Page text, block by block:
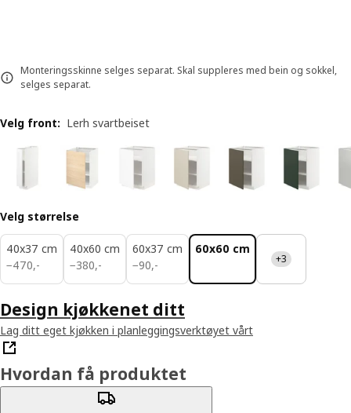
Monteringsskinne selges separat. Skal suppleres med bein og sokkel,
selges separat.
Velg front: Lerh svartbeiset
Velg størrelse
40x37 cm
−470,-
470,-
40x60 cm
−380,-
380,-
60x37 cm
−90,-
90,-
60x60 cm
+3
Design kjøkkenet ditt
Lag ditt eget kjøkken i planleggingsverktøyet vårt
Hvordan få produktet